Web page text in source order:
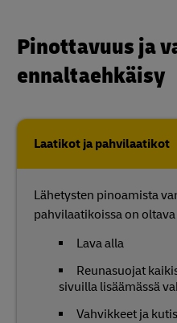
Pinottavuus ja
ennaltaehkäisy
Laatikot ja pahvilaatikot
Lähetysten pinoamista
pahvilaatikoissa on
Lava alla
Reunasuojat
sivuilla lisäämässä
Vahvikkeet ja